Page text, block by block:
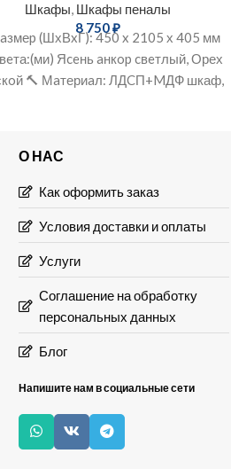
Шкафы, Шкафы пеналы
8 750₽
(ШхВxГ): 450 x 2105 х 405 мм
Яceнь aнкop cвeтлый, Орех
🔨 Мaтериaл: ЛДCП+MДФ шкаф,
О НАС
Как оформить заказ
Условия доставки и оплаты
Услуги
Соглашение на обработку
персональных данных
Блог
Напишите нам в социальные сети